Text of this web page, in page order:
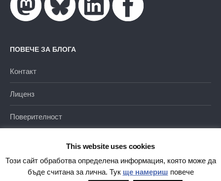
ПОВЕЧЕ ЗА БЛОГА
Контакт
Лиценз
Поверителност
This website uses cookies
Този сайт обработва определена информация, която може да
бъде считана за лична. Тук ще намериш повече